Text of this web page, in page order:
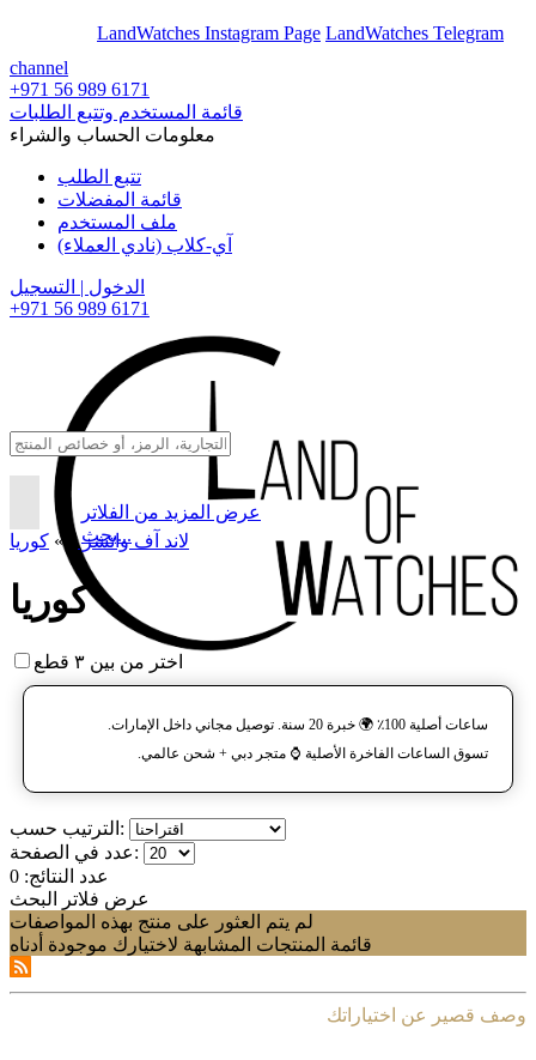
LandWatches Instagram Page LandWatches Telegram
channel
+971 56 989 6171
قائمة المستخدم وتتبع الطلبات
معلومات الحساب والشراء
تتبع الطلب
قائمة المفضلات
ملف المستخدم
آي-كلاب (نادي العملاء)
الدخول | التسجيل
+971 56 989 6171
عرض المزيد من الفلاتر
بحث...
لاند آف واتشز»
» كوريا
كوريا
اختر من بين ٣ قطع
ساعات أصلية 100٪ 🌍 خبرة 20 سنة. توصيل مجاني داخل الإمارات.
تسوق الساعات الفاخرة الأصلية ⌚️ متجر دبي + شحن عالمي.
الترتيب حسب:
عدد في الصفحة:
عدد النتائج: 0
عرض فلاتر البحث
لم يتم العثور على منتج بهذه المواصفات
قائمة المنتجات المشابهة لاختيارك موجودة أدناه
وصف قصير عن اختياراتك